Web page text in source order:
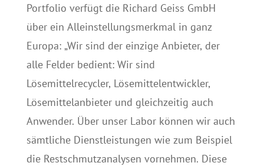
Portfolio verfügt die Richard Geiss GmbH
über ein Alleinstellungsmerkmal in ganz
Europa: „Wir sind der einzige Anbieter, der
alle Felder bedient: Wir sind
Lösemittelrecycler, Lösemittelentwickler,
Lösemittelanbieter und gleichzeitig auch
Anwender. Über unser Labor können wir auch
sämtliche Dienstleistungen wie zum Beispiel
die Restschmutzanalysen vornehmen. Diese